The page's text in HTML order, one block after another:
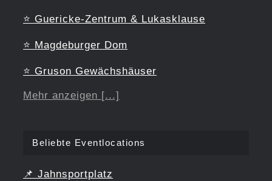
⭐ Guericke-Zentrum & Lukasklause
⭐ Magdeburger Dom
⭐ Gruson Gewächshäuser
Mehr anzeigen [...]
Beliebte Eventlocations
📌 Jahnsportplatz